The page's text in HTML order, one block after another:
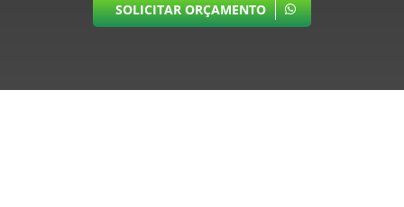
SOLICITAR ORÇAMENTO